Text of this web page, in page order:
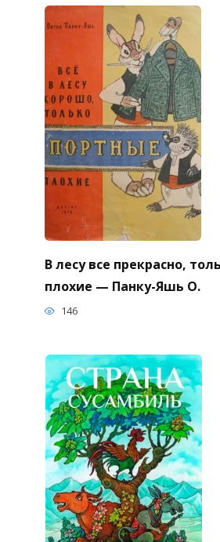
В лесу все прекрасно,
плохие — Панку-Яшь О.
146